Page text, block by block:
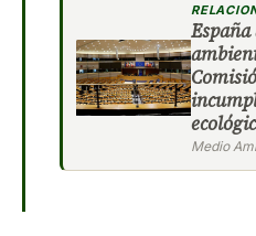
Medio